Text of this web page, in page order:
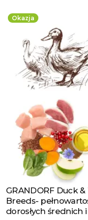
Okazja
Zobacz produkt
GRANDORF Duck
Breeds-
dorosłych średnich